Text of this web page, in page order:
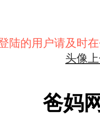
陆的用户请及时
头像
爸妈